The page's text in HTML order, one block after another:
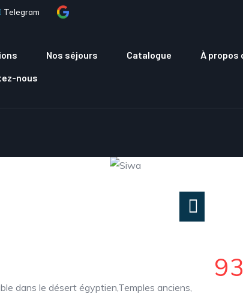
Telegram
Nos séjours Catalogue
À propos
nous
dans le désert égyptien,Temples anciens,